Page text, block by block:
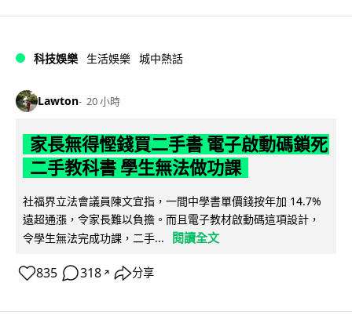
科技娛樂 生活娛樂 城中熱話
Lawton 20 小時
家長無得慳錢買二手書 電子啟動碼鎖死
二手教科書 學生無法做功課
社福界立法會議員陳文宜指，一間中學書單價錢按年加 14.7%
遠超通漲，令家長難以負擔。而且電子教材啟動碼這項設計，
令學生無法完成功課，二手...
閱讀全文
835 318 ↗ 分享